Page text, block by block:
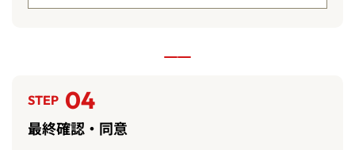
STEP 04
最終確認・同意